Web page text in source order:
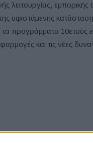
λειτουργίας, εμπορικής
υφιστάμενης
τα προγράμματα
και τις νέες